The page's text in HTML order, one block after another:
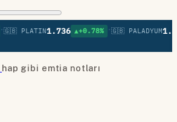
🇬🇧 PLATIN1.736 ▲+0.78% • 🇬🇧 PALADYUM
hap gibi emtia notları